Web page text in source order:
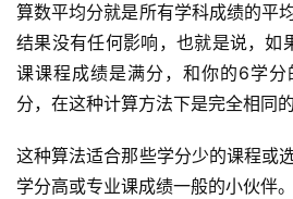
算数平均分就是所有学科成绩的平
结果没有任何影响，也就是说，如
课课程成绩是满分，和你的6学
分，在这种计算方法下是完全相同的
这种算法适合那些学分少的课程或
学分高或专业课成绩一般的小伙伴。